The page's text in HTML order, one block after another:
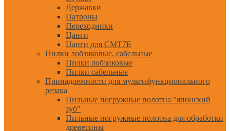
Державки
Патроны
Переходники
Цанги
Цанги для CMT7E
Пилки лобзиковые, сабельные
Пилки лобзиковые
Пилки сабельные
Принадлежности для мультифункционального
резака
Пильные погружные полотна "японский
зуб"
Пильные погружные полотна для обработки
древесины